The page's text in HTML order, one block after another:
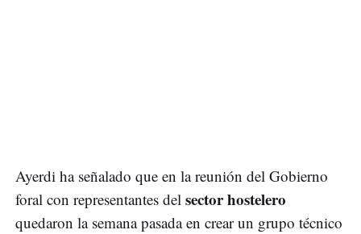
Ayerdi ha señalado que en la reunión del Gobierno
foral con representantes del sector hostelero
quedaron la semana pasada en crear un grupo técnico